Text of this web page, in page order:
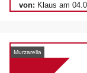
von: Klaus am
Murzarella